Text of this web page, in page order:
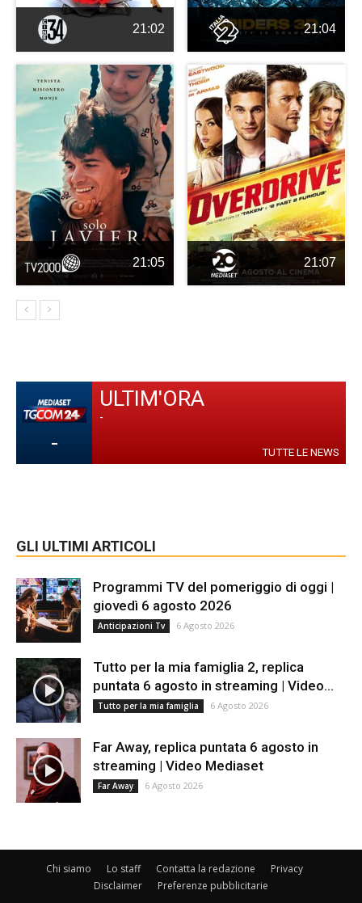
21:02 21:04
21:05 21:07
-
ULTIM'ORA
-
TUTTE LE NEWS
GLI ULTIMI ARTICOLI
Programmi TV del pomeriggio di oggi |
giovedì 6 agosto 2026
Anticipazioni Tv 6 Agosto 2026
Tutto per la mia famiglia 2, replica
puntata 6 agosto in streaming | Video...
Tutto per la mia famiglia 6 Agosto 2026
Far Away, replica puntata 6 agosto in
streaming | Video Mediaset
Far Away 6 Agosto 2026
Chi siamo Lo staff Contatta la redazione
Privacy
Disclaimer
Preferenze pubblicitarie